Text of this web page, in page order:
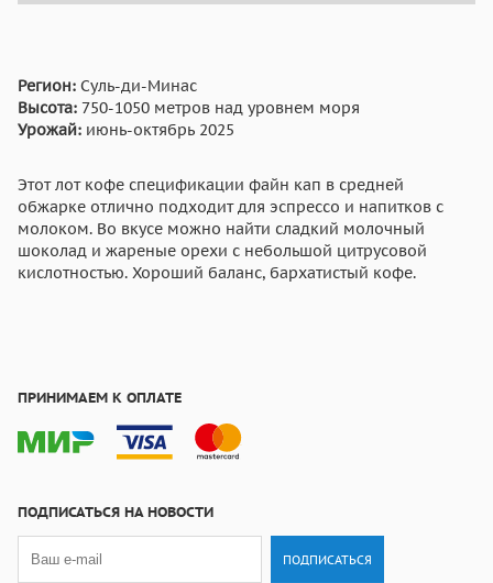
Регион: Суль-ди-Минас
Высота: 750-1050 метров над уровнем моря
Урожай: июнь-октябрь 2025
Этот лот кофе спецификации файн кап в средней
обжарке отлично подходит для эспрессо и напитков с
молоком. Во вкусе можно найти сладкий молочный
шоколад и жареные орехи с небольшой цитрусовой
кислотностью. Хороший баланс, бархатистый кофе.
ПРИНИМАЕМ К ОПЛАТЕ
ПОДПИСАТЬСЯ НА НОВОСТИ
ПОДПИСАТЬСЯ